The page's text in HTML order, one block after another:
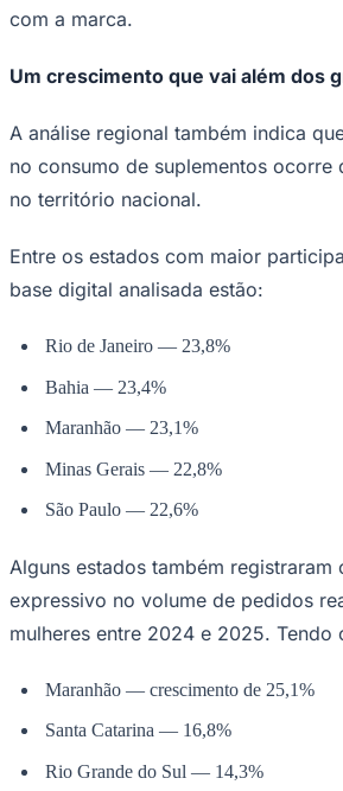
Flamengo
com a marca.
Um crescimento que vai além dos
A análise regional também indica
no consumo de suplementos ocorre
no território nacional.
Entre os estados com maior
base digital analisada estão:
Rio de Janeiro — 23,8%
Bahia — 23,4%
Maranhão — 23,1%
Minas Gerais — 22,8%
São Paulo — 22,6%
Alguns estados também registraram
expressivo no volume de pedidos
mulheres entre 2024 e 2025. Tendo
Maranhão — crescimento de 25,1%
Santa Catarina — 16,8%
Rio Grande do Sul — 14,3%